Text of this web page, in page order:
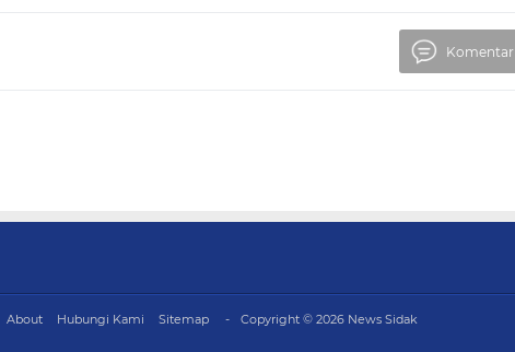
Komentar
About Hubungi Kami Sitemap Copyright © 2026 News Sidak